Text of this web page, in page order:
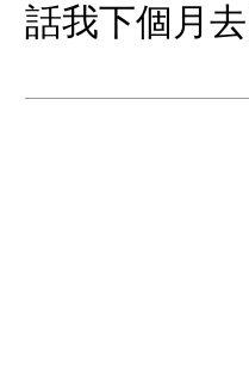
話我下個月